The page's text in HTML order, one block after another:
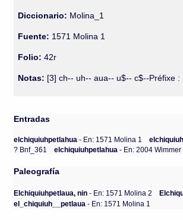
Diccionario: Molina_1
Fuente: 1571 Molina 1
Folio: 42r
Notas: [3] ch-- uh-- aua-- u$-- c$--Préfixe :
Entradas
elchiquiuhpetlahua- En: 1571 Molina 1
? Bnf_361
elchiquiuhpetlahua- En: 2004 Wimmer
Paleografía
Elchiquiuhpetlaua, nin - En: 1571 Molina 2
el_chiquiuh__petlaua - En: 1571 Molina 1